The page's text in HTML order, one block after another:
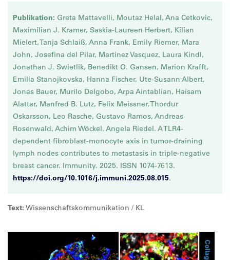
Publikation: Greta Mattavelli, Moutaz Helal, Ana Cetkovic,
Maximilian J. Krämer, Saskia-Laureen Herbert, Kilian
Mielert, Tanja Schlaiß, Anna Frank, Emily Riemer, Mara
John, Josefina del Pilar, Martinez Vasquez, Laura Kindl,
Jonathan J. Swietlik, Benedikt O. Gansen, Marion Krafft,
Emilia Stanojkovska, Hanna Fischer, Ute-Susann Albert,
Jonas Bauer, Murilo Delgobo, Arpa Aintablian, Haisam
Alattar, Manfred B. Lutz, Felix Meissner, Thordur
Oskarsson, Leo Rasche, Gustavo Ramos, Andreas
Rosenwald, Achim Wöckel, Angela Riedel. A TLR4-
dependent fibroblast-monocyte axis in tumor-draining
lymph nodes contributes to metastasis in triple-negative
breast cancer. Immunity. 2025. ISSN 1074-7613.
https://doi.org/10.1016/j.immuni.2025.08.015.
Text: Wissenschaftskommunikation / KL